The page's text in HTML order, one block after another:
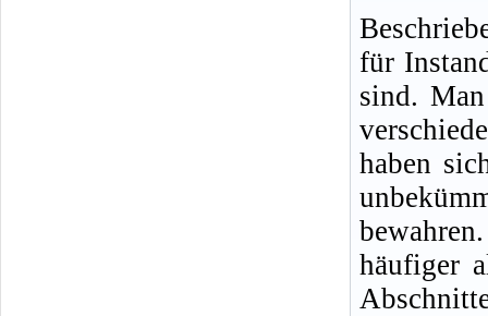
für
sind.
haben
häufiger